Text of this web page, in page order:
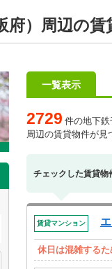
府）周辺の
一覧表示
2729 件の地下鉄
周辺の賃貸物件が見
チェックした賃貸物
賃貸マンション
休日は混雑するた